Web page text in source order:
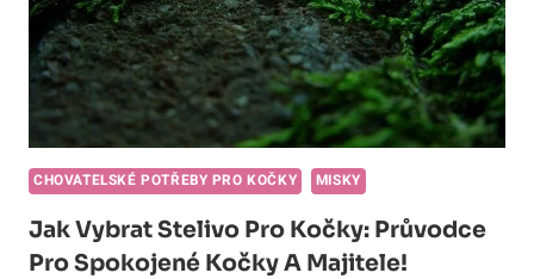
CHOVATELSKÉ POTŘEBY PRO KOČKY MISKY
Jak Vybrat Stelivo Pro Kočky: Průvodce
Pro Spokojené Kočky A Majitele!